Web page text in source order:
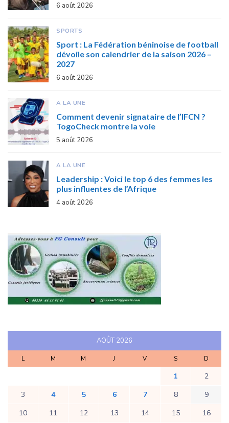
6 août 2026
SPORTS
Sport : La Fédération béninoise de football
dévoile son calendrier de la saison 2026 –
2027
6 août 2026
A LA UNE
Comment devenir signataire de l’IFCN ?
TogoCheck montre la voie
5 août 2026
A LA UNE
Leadership : Voici le top 6 des femmes les
plus influentes de l’Afrique
4 août 2026
AOÛT 2026
L M M J V S D
1
2
3
4 5 6 7 8
9
10
11 12 13 14 15
16